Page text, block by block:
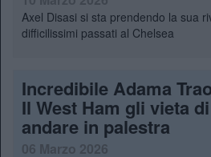
Axel Disasi si sta prendendo la sua
difficilissimi passati al Chelsea
Incredibile Adama
Il West Ham gli vieta di
andare in palestra
06 Marzo 2026